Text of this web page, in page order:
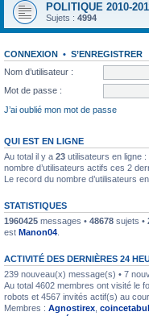
POLITIQUE 2010-
Sujets : 4994
CONNEXION • S’ENREGISTRER
Nom d’utilisateur :
Mot de passe :
J’ai oublié mon mot de passe
QUI EST EN LIGNE
Au total il y a 23 utilisateurs en ligne
nombre d’utilisateurs actifs ces 2
Le record du nombre d’utilisateurs
STATISTIQUES
1960425 messages • 48678 sujets •
est Manon04
ACTIVITÉ DES DERNIÈRES 24
239 nouveau(x) message(s) • 7
Au total 4602 membres ont visité le
robots et 4567 invités actif(s) au
Membres : Agnostirex